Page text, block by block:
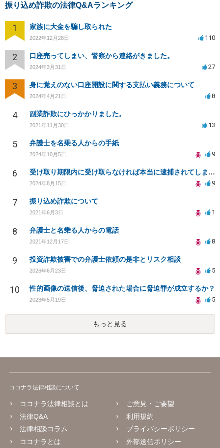
振り込め詐欺の法律Q&Aランキング
1 家族に大金を騙し取られた
2022年12月28日 110
2 口座売ってしまい、警察から連絡がきました。
2024年3月31日 27
3 身に覚えのない口座開設に関する支払い義務について
2024年4月21日 8
4 副業詐欺にひっかかりました。
2021年11月30日 13
5 弁護士を名乗る人からの手紙
2024年10月5日 9
6 受け取り期限内に受け取らなければ本当に逮捕されてしまうのでしょうか。宜しくお願いします。
2024年8月15日 9
7 振り込め詐欺について
2021年6月3日 1
8 弁護士と名乗る人からの電話
2021年12月17日 8
9 投資詐欺被害での弁護士依頼の是非とリスク相談
2026年6月23日 5
10 性的画像の送信後、脅迫された場合に脅迫罪が成立するか？
2023年5月19日 5
もっと見る
ココナラ法律相談について
ココナラ法律相談とは
法律Q&A
法律相談コラム
ココナラとは
ご意見・ご要望
利用規約
プライバシーポリシー
外部送信ポリシー